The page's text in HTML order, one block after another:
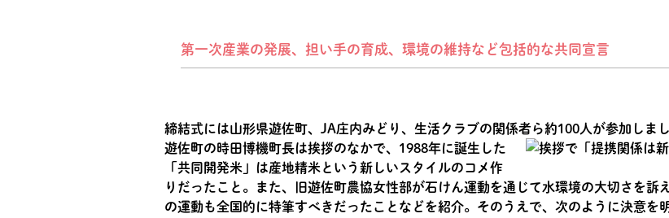
第一次産業の発展、担い手の育成、環境の維持など包括的な共同宣言
締結式には山形県遊佐町、JA庄内みどり、生活クラブの関係者ら約100人が参加しまし
遊佐町の時田博機町長は挨拶のなかで、1988年に誕生した
「共同開発米」は産地精米という新しいスタイルのコメ作
りだったこと。また、旧遊佐町農協女性部が石けん運動を通じて水環境の大切さを訴
の運動も全国的に特筆すべきだったことなどを紹介。そのうえで、次のように決意を